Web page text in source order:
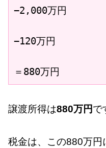
−2,000万円
−120万円
＝880万円
譲渡所得は880万円で
税金は、この880万円